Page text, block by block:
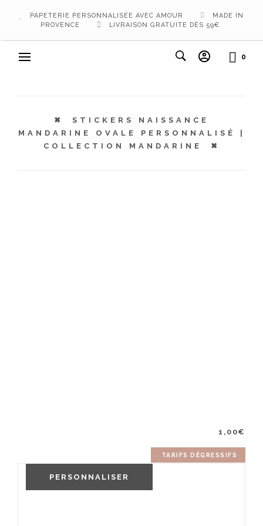
PAPETERIE PERSONNALISÉE AVEC AMOUR
MADE IN
PROVENCE
LIVRAISON GRATUITE DÈS 59€
0
STICKERS NAISSANCE
MANDARINE OVALE PERSONNALISÉ |
COLLECTION MANDARINE
1,00€
TARIFS DÉGRESSIFS
PERSONNALISER